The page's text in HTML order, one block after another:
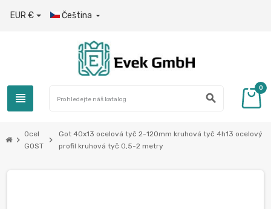
EUR € Čeština 
view_headline search
0
chevron_right
Ocel
GOST
chevron_right
Got 40x13 ocelová tyč 2-120mm kruhová tyč 4h13 ocelový
profil kruhová tyč 0,5-2 metry